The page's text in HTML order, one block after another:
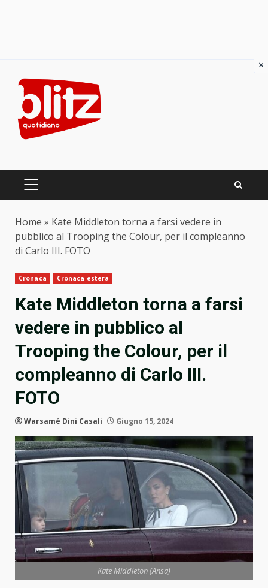
content
PRIMARY
Home » Kate Middleton torna a farsi vedere in
pubblico al Trooping the Colour, per il compleanno
di Carlo III. FOTO
Cronaca Cronaca estera
Kate Middleton torna a farsi
vedere in pubblico al
Trooping the Colour, per il
compleanno di Carlo III.
FOTO
Warsamé Dini Casali Giugno 15, 2024
Kate Middleton (Ansa)
×